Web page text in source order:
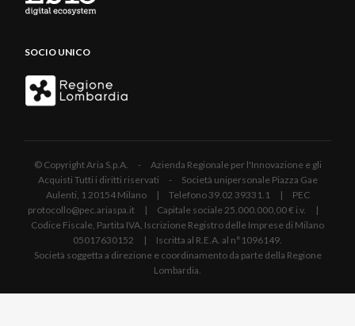
SOCIO UNICO
© Copyright Aria S.p.A. - Azienda Regionale per l'Innovazione e gli
Acquisti Tutti i diritti riservati - Società unipersonale Piazza Gae
Aulenti, 1 20154 Milano | Telefono 39.02 39331.1 | PEC
protocollo@pec.ariaspa.it | Capitale sociale 25.000.000,00 € i.v. |
Codice Fiscale, Partita IVA, Iscrizione Registro delle Imprese di Milano
05017630152 | Iscritta al R.E.A. al n°1096149.
Società soggetta a direzione e coordinamento da parte della Regione
Lombardia.